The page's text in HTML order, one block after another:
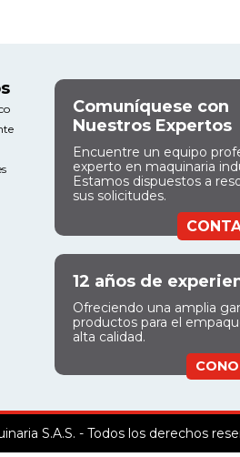
Comuníquese con
Nuestros Expertos
Encuentre un equipo
experto en maquinaria
Estamos dispuestos a
sus solicitudes.
12 años de
Ofreciendo una amplia
productos para el
alta calidad.
S.A.S. - Todos los derechos